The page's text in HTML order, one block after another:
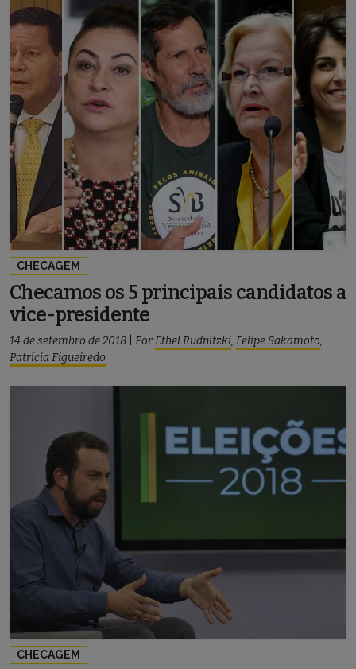
CHECAGEM
Checamos os 5 principais candidatos a
vice-presidente
14 de setembro de 2018 PorEthel Rudnitzki, Felipe Sakamoto,
Patrícia Figueiredo
CHECAGEM